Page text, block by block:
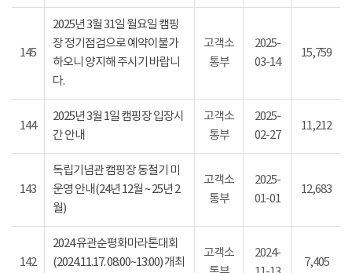
145
2025년 3월 31일 월요일 캠핑
장 정기점검으로 예약이불가
하오니 양지해 주시기 바랍니
다.
고객소
통부
2025-
03-14
15,759
144
2025년 3월 1일 캠핑장 입장시
간 안내
고객소
통부
2025-
02-27
11,212
143
독립기념관 캠핑장 동절기 미
운영 안내(24년 12월 ~ 25년 2
월)
고객소
통부
2025-
01-01
12,683
142
2024 유관순평화마라톤대회
(2024.11.17. 08:00~13:00) 개최
고객소
2024-
7,405